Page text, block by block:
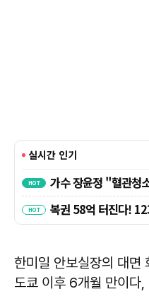
한미일 안보실장의 대면
도쿄 이후 6개월 만이다,